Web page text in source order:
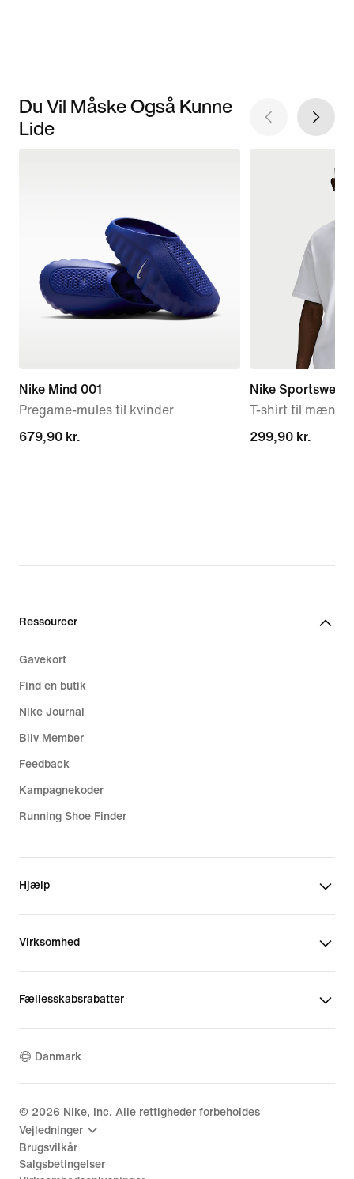
Du Vil Måske Også Kunne
Lide
Nike Mind 001
Pregame-mules til kvinder
679,90 kr.
679,90 kr.
Nike Sportswear
T-shirt til mænd
299,90 kr.
299,90 kr.
Ressourcer
Gavekort
Find en butik
Nike Journal
Bliv Member
Feedback
Kampagnekoder
Running Shoe Finder
Hjælp
Virksomhed
Fællesskabsrabatter
Danmark
© 2026 Nike, Inc. Alle rettigheder forbeholdes
Vejledninger
Brugsvilkår
Salgsbetingelser